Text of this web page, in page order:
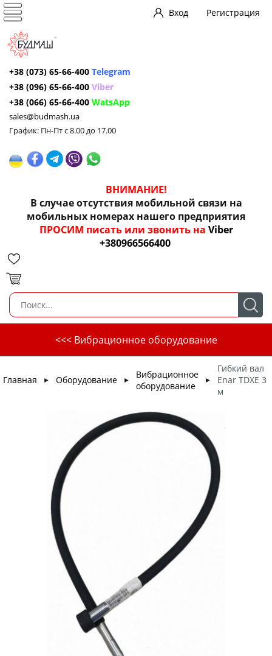
Вход Регистрация
+38 (073) 65-66-400 Telegram
+38 (096) 65-66-400 Viber
+38 (066) 65-66-400 WatsApp
sales@budmash.ua
График: Пн-Пт с 8.00 до 17.00
ВНИМАНИЕ!
В случае отсутствия мобильной связи на
мобильных номерах нашего предприятия
ПРОСИМ писать или звонить на Viber
+380966566400
<<< Вибрационное оборудование
Главная ► Оборудование ►
Вибрационное
оборудование
►
Гибкий вал
Enar TDXE 3
м